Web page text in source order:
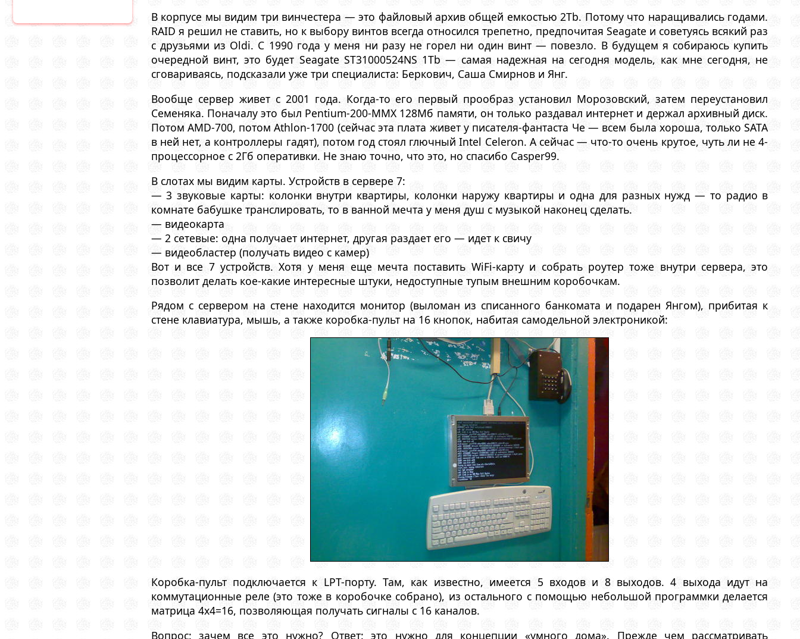
В корпусе мы видим три винчестера — это файловый архив общей емкостью 2Tb. Потому что наращивались годами.
RAID я решил не ставить, но к выбору винтов всегда относился трепетно, предпочитая Seagate и советуясь всякий раз
с друзьями из Oldi. С 1990 года у меня ни разу не горел ни один винт — повезло. В будущем я собираюсь купить
очередной винт, это будет Seagate ST31000524NS 1Tb — самая надежная на сегодня модель, как мне сегодня, не
сговариваясь, подсказали уже три специалиста: Беркович, Саша Смирнов и Янг.
Вообще сервер живет с 2001 года. Когда-то его первый прообраз установил Морозовский, затем переустановил
Семеняка. Поначалу это был Pentium-200-MMX 128Мб памяти, он только раздавал интернет и держал архивный диск.
Потом AMD-700, потом Athlon-1700 (сейчас эта плата живет у писателя-фантаста Че — всем была хороша, только SATA
в ней нет, а контроллеры гадят), потом год стоял глючный Intel Celeron. А сейчас — что-то очень крутое, чуть ли не 4-
процессорное с 2Гб оперативки. Не знаю точно, что это, но спасибо Casper99.
В слотах мы видим карты. Устройств в сервере 7:
— 3 звуковые карты: колонки внутри квартиры, колонки наружу квартиры и одна для разных нужд — то радио в
комнате бабушке транслировать, то в ванной мечта у меня душ с музыкой наконец сделать.
— видеокарта
— 2 сетевые: одна получает интернет, другая раздает его — идет к свичу
— видеобластер (получать видео с камер)
Вот и все 7 устройств. Хотя у меня еще мечта поставить WiFi-карту и собрать роутер тоже внутри сервера, это
позволит делать кое-какие интересные штуки, недоступные тупым внешним коробочкам.
Рядом с сервером на стене находится монитор (выломан из списанного банкомата и подарен Янгом), прибитая к
стене клавиатура, мышь, а также коробка-пульт на 16 кнопок, набитая самодельной электроникой:
Коробка-пульт подключается к LPT-порту. Там, как известно, имеется 5 входов и 8 выходов. 4 выхода идут на
коммутационные реле (это тоже в коробочке собрано), из остального с помощью небольшой программки делается
матрица 4x4=16, позволяющая получать сигналы с 16 каналов.
Вопрос: зачем все это нужно? Ответ: это нужно для концепции «умного дома». Прежде чем рассматривать